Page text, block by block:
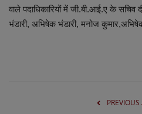
लाइफस्टाइल
वाले पदाधिकारियों में जी.बी.आई.ए के
भंडारी, अभिषेक भंडारी, मनोज
PREVIOUS